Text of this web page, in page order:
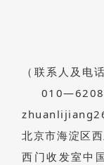
（联系人及电
北京市海淀区
西门收发室中